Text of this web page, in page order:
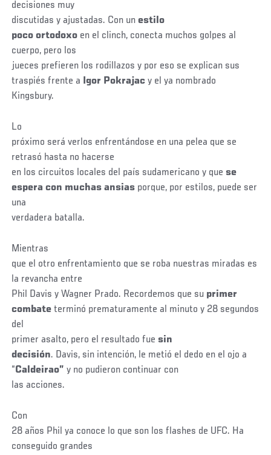
decisiones muy
discutidas y ajustadas. Con unestilo
poco ortodoxo en el clinch, conecta muchos golpes al
cuerpo, pero los
jueces prefieren los rodillazos y por eso se explican sus
traspiés frente a Igor Pokrajac y el ya nombrado
Kingsbury.
Lo
próximo será verlos enfrentándose en una pelea que se
retrasó hasta no hacerse
en los circuitos locales del país sudamericano y quese
espera con muchas ansias porque, por estilos, puede ser
una
verdadera batalla.
Mientras
que el otro enfrentamiento que se roba nuestras miradas es
la revancha entre
Phil Davis y Wagner Prado. Recordemos que su primer
combate terminó prematuramente al minuto y 28 segundos
del
primer asalto, pero el resultado fuesin
decisión. Davis, sin intención, le metió el dedo en el ojo a
“Caldeirao” y no pudieron continuar con
las acciones.
Con
28 años Phil ya conoce lo que son los flashes de UFC. Ha
conseguido grandes